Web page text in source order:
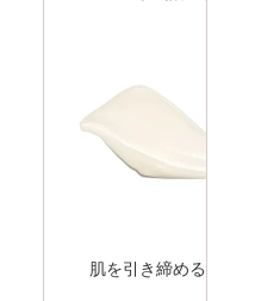
肌を引き締めるクリ